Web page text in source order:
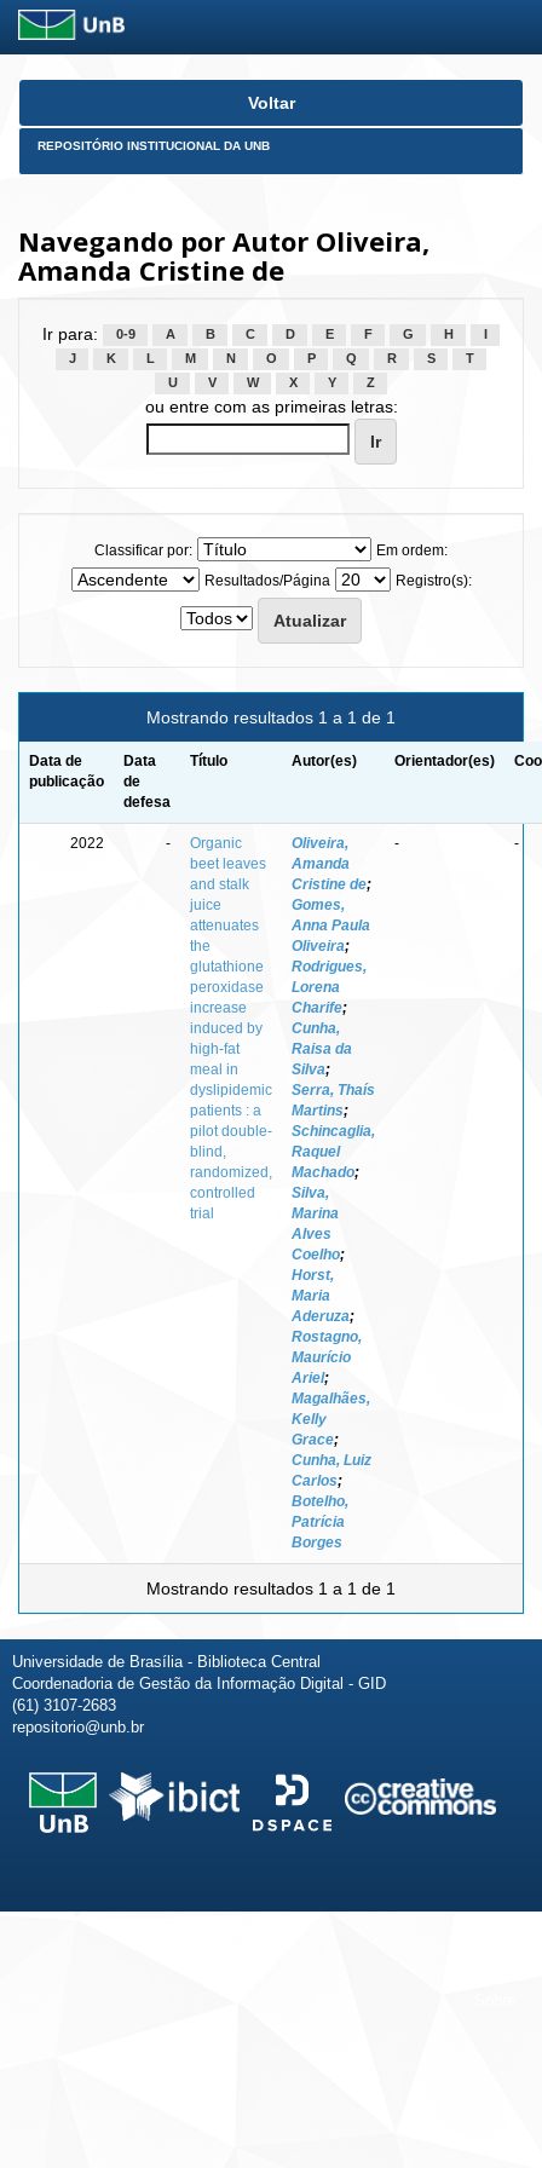
Skip
Voltar
REPOSITÓRIO INSTITUCIONAL DA UNB
Navegando por Autor Oliveira,
Amanda Cristine de
Ir para: 0-9 A B C D E F G H
J
K L M N O P Q R S
T
U
V W X Y Z
ou entre com as primeiras letras:
Classificar por:
Em ordem:
Resultados/Página
Registro(s):
Mostrando resultados 1 a 1 de 1
Data de
publicação
Data
de
defesa
Título Autor(es) Orientador(es)
2022 -
Organic
beet leaves
and stalk
juice
attenuates
the
glutathione
peroxidase
increase
induced by
high-fat
meal in
dyslipidemic
patients : a
pilot double-
blind,
randomized,
controlled
trial
Oliveira,
Amanda
Cristine de;
Gomes,
Anna Paula
Oliveira;
Rodrigues,
Lorena
Charife;
Cunha,
Raisa da
Silva;
Serra, Thaís
Martins;
Schincaglia,
Raquel
Machado;
Silva,
Marina
Alves
Coelho;
Horst,
Maria
Aderuza;
Rostagno,
Maurício
Ariel;
Magalhães,
Kelly
Grace;
Cunha, Luiz
Carlos;
Botelho,
Patrícia
Borges
- -
Mostrando resultados 1 a 1 de 1
Universidade de Brasília - Biblioteca Central
Coordenadoria de Gestão da Informação Digital - GID
(61) 3107-2683
repositorio@unb.br